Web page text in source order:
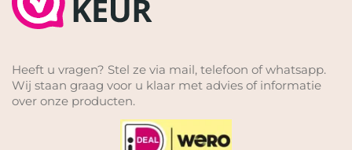
Heeft u vragen? Stel ze via mail, telefoon of whatsapp.
Wij staan graag voor u klaar met advies of informatie
over onze producten.